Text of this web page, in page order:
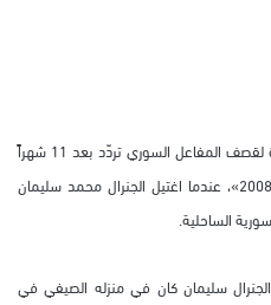
يقول المؤلفان أنّ «صدى الطلقات الأخيرة لقصف المفاعل السوري تردّد بعد 11 شهراً
(على الغارة الجوية) وفي 2 آب من عام 2008»، عندما اغتيل الجنرال محمد سليمان
الساحلية.
سليمان كان في منزله الصيفي في